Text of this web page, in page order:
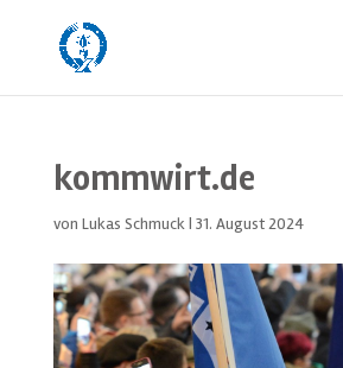
kommwirt.de
von Lukas Schmuck| 31. August 2024